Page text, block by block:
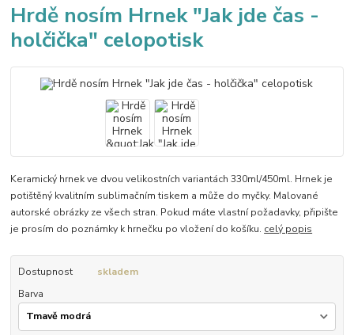
Hrdě nosím Hrnek "Jak jde čas -
holčička" celopotisk
Keramický hrnek ve dvou velikostních variantách 330ml/450ml. Hrnek je
potištěný kvalitním sublimačním tiskem a může do myčky. Malované
autorské obrázky ze všech stran. Pokud máte vlastní požadavky, připište
je prosím do poznámky k hrnečku po vložení do košíku. celý popis
Dostupnost
skladem
Barva